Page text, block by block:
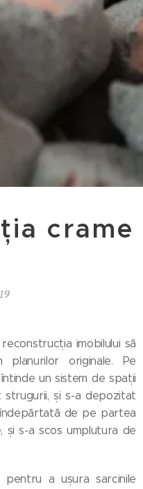
crame
imobilului să
originale. Pe
un sistem de spații
și s-a depozitat
de pe partea
și s-a scos umplutura de
pentru a ușura sarcinile